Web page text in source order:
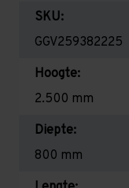
SKU:
GGV259382225
Hoogte:
2.500 mm
Diepte:
800 mm